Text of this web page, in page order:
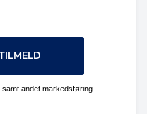
andet markedsføring.